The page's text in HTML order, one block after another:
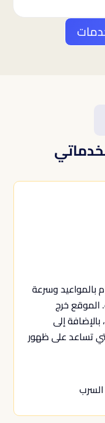
بالمواعيد وسرعة
الموقع خرج
إلى
تساعد على ظهور